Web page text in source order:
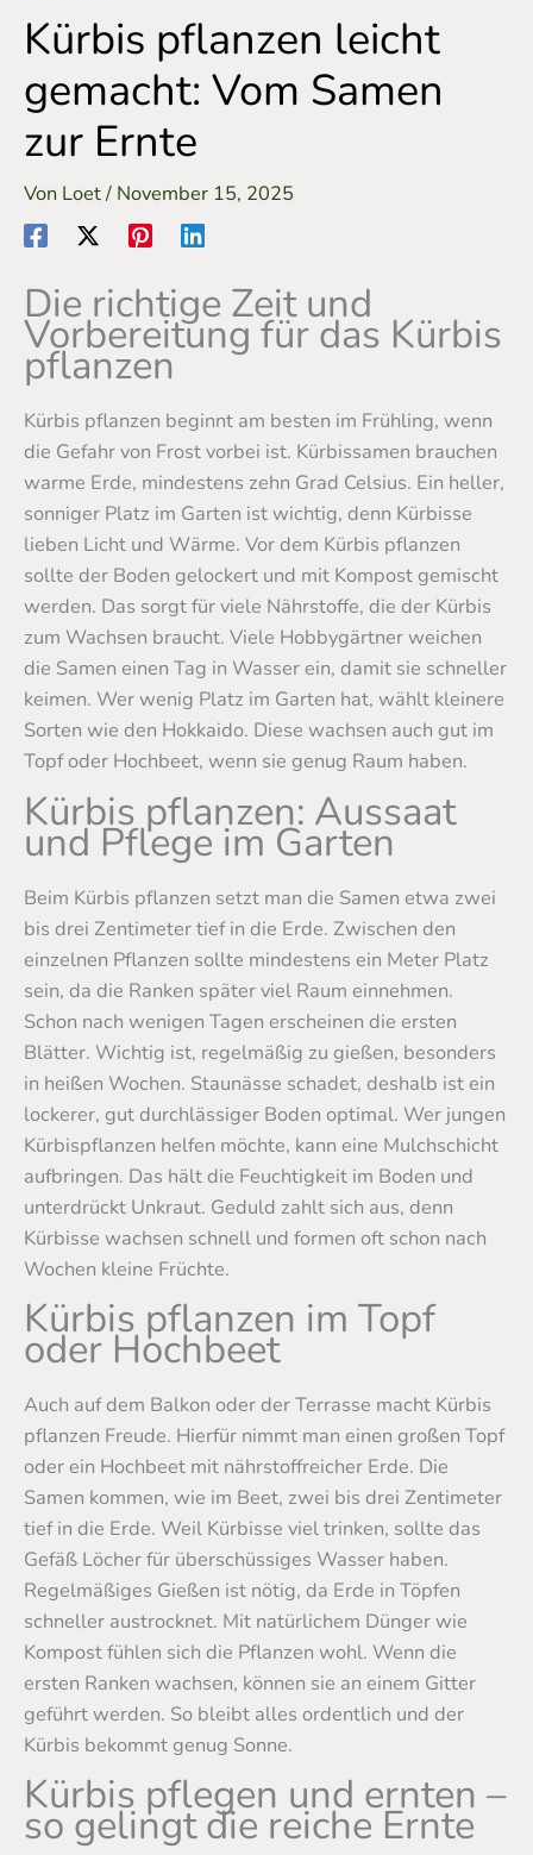
Kürbis pflanzen leicht
gemacht: Vom Samen
zur Ernte
Von Loet/ November 15, 2025
Die richtige Zeit und
Vorbereitung für das Kürbis
pflanzen
Kürbis pflanzen beginnt am besten im Frühling, wenn
die Gefahr von Frost vorbei ist. Kürbissamen brauchen
warme Erde, mindestens zehn Grad Celsius. Ein heller,
sonniger Platz im Garten ist wichtig, denn Kürbisse
lieben Licht und Wärme. Vor dem Kürbis pflanzen
sollte der Boden gelockert und mit Kompost gemischt
werden. Das sorgt für viele Nährstoffe, die der Kürbis
zum Wachsen braucht. Viele Hobbygärtner weichen
die Samen einen Tag in Wasser ein, damit sie schneller
keimen. Wer wenig Platz im Garten hat, wählt kleinere
Sorten wie den Hokkaido. Diese wachsen auch gut im
Topf oder Hochbeet, wenn sie genug Raum haben.
Kürbis pflanzen: Aussaat
und Pflege im Garten
Beim Kürbis pflanzen setzt man die Samen etwa zwei
bis drei Zentimeter tief in die Erde. Zwischen den
einzelnen Pflanzen sollte mindestens ein Meter Platz
sein, da die Ranken später viel Raum einnehmen.
Schon nach wenigen Tagen erscheinen die ersten
Blätter. Wichtig ist, regelmäßig zu gießen, besonders
in heißen Wochen. Staunässe schadet, deshalb ist ein
lockerer, gut durchlässiger Boden optimal. Wer jungen
Kürbispflanzen helfen möchte, kann eine Mulchschicht
aufbringen. Das hält die Feuchtigkeit im Boden und
unterdrückt Unkraut. Geduld zahlt sich aus, denn
Kürbisse wachsen schnell und formen oft schon nach
Wochen kleine Früchte.
Kürbis pflanzen im Topf
oder Hochbeet
Auch auf dem Balkon oder der Terrasse macht Kürbis
pflanzen Freude. Hierfür nimmt man einen großen Topf
oder ein Hochbeet mit nährstoffreicher Erde. Die
Samen kommen, wie im Beet, zwei bis drei Zentimeter
tief in die Erde. Weil Kürbisse viel trinken, sollte das
Gefäß Löcher für überschüssiges Wasser haben.
Regelmäßiges Gießen ist nötig, da Erde in Töpfen
schneller austrocknet. Mit natürlichem Dünger wie
Kompost fühlen sich die Pflanzen wohl. Wenn die
ersten Ranken wachsen, können sie an einem Gitter
geführt werden. So bleibt alles ordentlich und der
Kürbis bekommt genug Sonne.
Kürbis pflegen und ernten –
so gelingt die reiche Ernte